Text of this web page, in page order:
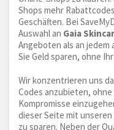
Shops mehr
Geschäften. Bei
Auswahl an Gaia
Angeboten als an
Sie Geld sparen, ohne
Wir konzentrieren uns
Codes anzubieten,
Kompromisse
dieser Seite mit unseren
zu sparen. Neben der